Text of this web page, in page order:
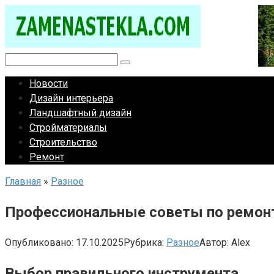
Новости
Дизайн интерьера
Ландшафтный дизайн
Стройматериалы
Строительство
Ремонт
Главная » Разное
Профессиональные советы по
Опубликовано: 17.10.2025Рубрика: РазноеАвтор: Alex